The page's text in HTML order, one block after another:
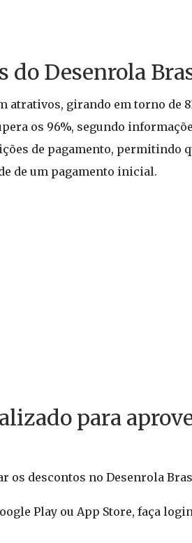
do Desenrola
atrativos, girando em torno de
os 96%, segundo
de pagamento, permitindo
de um pagamento inicial.
para
os descontos no Desenrola
Play ou App Store, faça